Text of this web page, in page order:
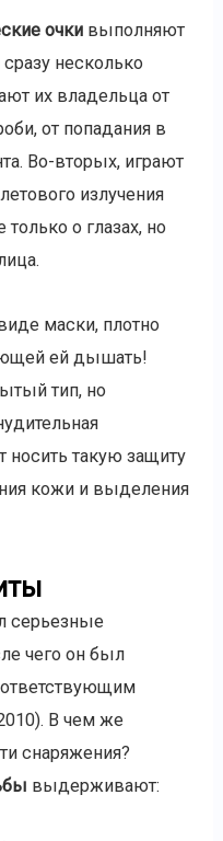
очки выполняют
несколько
их владельца от
от попадания в
Во-вторых, играют
излучения
только о глазах, но
маски, плотно
ей дышать!
тип, но
носить такую защиту
кожи и выделения
серьезные
чего он был
В чем же
снаряжения?
выдерживают: